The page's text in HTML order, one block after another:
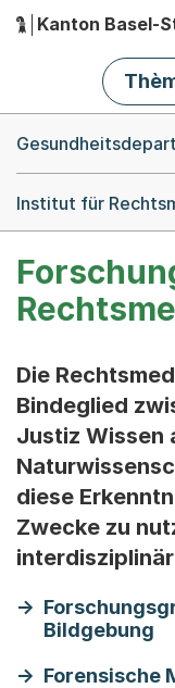
Hauptnavigation
Kanton Basel-
Institut für
Die
Bindeglied
Justiz Wissen
diese
Zwecke zu
Bildgebung
Forensische